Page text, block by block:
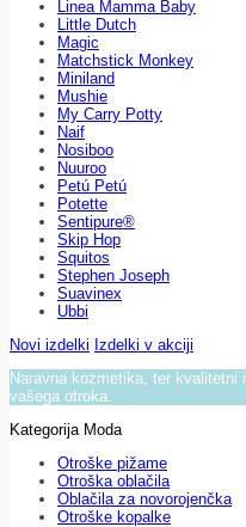
Linea Mamma Baby
Little Dutch
Magic
Matchstick Monkey
Miniland
Mushie
My Carry Potty
Naif
Nosiboo
Nuuroo
Petú Petú
Potette
Sentipure®
Skip Hop
Squitos
Stephen Joseph
Suavinex
Ubbi
Novi izdelki Izdelki v akciji
Naravna kozmetika, ter
vašega otroka.
Kategorija Moda
Otroške pižame
Otroška oblačila
Oblačila za novorojenčka
Otroške kopalke